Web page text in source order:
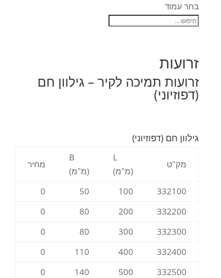
בחר עמוד
זרועות
זרועות תמיכה לקיר – גילוון חם
(דפוזיוני)
גילוון חם (דפוזיוני)
מק"ט
L
(מ"מ)
B
(מ"מ)
מחיר
332100
100
50
0
332200
200
80
0
332300
300
80
0
332400
400
110
0
332500
500
140
0